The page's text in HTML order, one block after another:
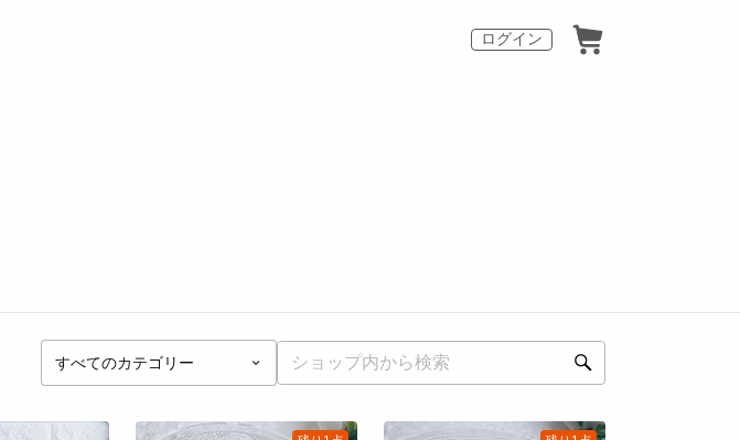
ログイン